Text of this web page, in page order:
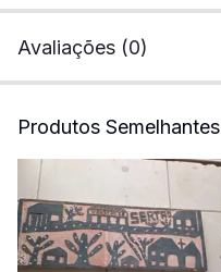
Avaliações (0)
Produtos Semelhantes